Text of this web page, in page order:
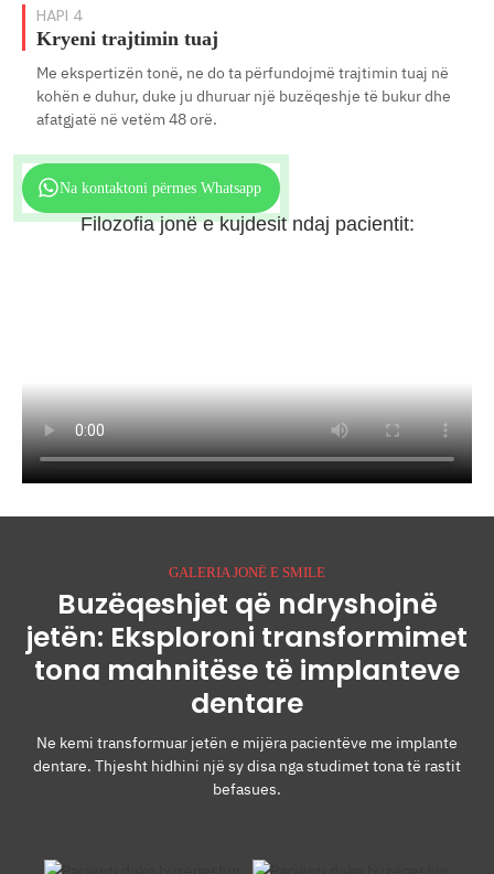
HAPI 4
Kryeni trajtimin tuaj
Me ekspertizën tonë, ne do ta përfundojmë trajtimin tuaj në
kohën e duhur, duke ju dhuruar një buzëqeshje të bukur dhe
afatgjatë në vetëm 48 orë.
Na kontaktoni përmes Whatsapp
Filozofia jonë e kujdesit ndaj pacientit:
GALERIA JONË E SMILE
Buzëqeshjet që ndryshojnë
jetën: Eksploroni transformimet
tona mahnitëse të implanteve
dentare
Ne kemi transformuar jetën e mijëra pacientëve me implante
dentare. Thjesht hidhini një sy disa nga studimet tona të rastit
befasues.